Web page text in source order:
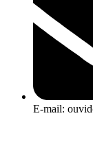
E-mail: